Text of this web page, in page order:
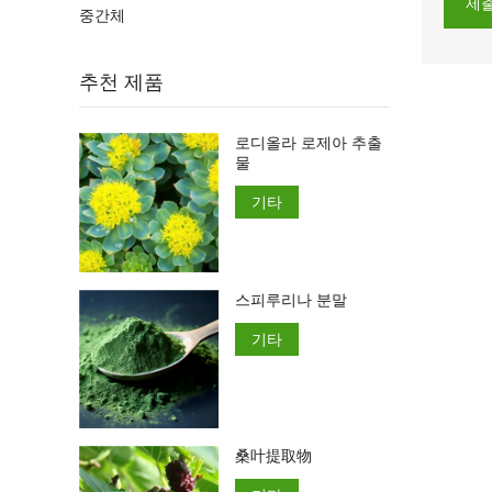
중간체
추천 제품
로디올라 로제아 추출
물
기타
스피루리나 분말
기타
桑叶提取物